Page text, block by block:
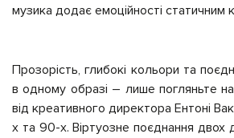
музика додає емоційності статичним
Прозорість, глибокі кольори та
в одному образі – лише погляньте
від креативного директора Ентоні
х та 90-х. Віртуозне поєднання двох